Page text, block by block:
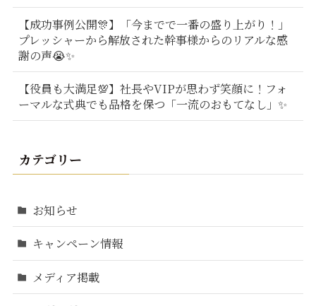
【成功事例公開🎊】「今までで一番の盛り上がり！」
プレッシャーから解放された幹事様からのリアルな感
謝の声😭✨
【役員も大満足💯】社長やVIPが思わず笑顔に！フォ
ーマルな式典でも品格を保つ「一流のおもてなし」✨
カテゴリー
お知らせ
キャンペーン情報
メディア掲載